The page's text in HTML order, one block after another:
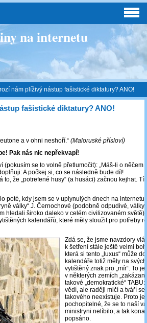
na internetu
nám plíživý nástup fašistické diktatury? ANO!
fašistické diktatury? ANO!
a v ohni neshoří.“ (Maloruské přísloví)
Pak nás nic nepřekvapí!
(pokusím se to volně přetlumočit): „Máš-li o něčem
A počkej si, co se následně bude dít!
to, že „potrefené husy“ (a husáci) začnou kejhat.
poté, kdy jsem se v uplynulých dnech na internetu
války“ J. Černochové (podobně odpudivé,
hledali široko daleko v celém civilizovaném světě)
kalendářů, které měly sloužit pro potřeby
Zdá se, že jsme navzdory
k šetření stále ještě velmi
která si tento „luxus“ může
kalendáře totiž měly na
vytištěný znak pro „mír“. To je
v některých zemích
takové „demokratické“
vědí, ale raději mlčí a tváří
takového neexistuje. Proto je
pochopitelné, že se to naší
ministryni nelíbilo, a tak
popsáno.